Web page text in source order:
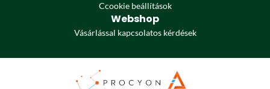
Ccookie beállítások
Webshop
Vásárlással kapcsolatos kérdések